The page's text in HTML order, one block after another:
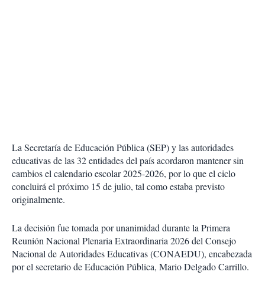
La Secretaría de Educación Pública (SEP) y las autoridades
educativas de las 32 entidades del país acordaron mantener sin
cambios el calendario escolar 2025-2026, por lo que el ciclo
concluirá el próximo 15 de julio, tal como estaba previsto
originalmente.
La decisión fue tomada por unanimidad durante la Primera
Reunión Nacional Plenaria Extraordinaria 2026 del Consejo
Nacional de Autoridades Educativas (CONAEDU), encabezada
por el secretario de Educación Pública, Mario Delgado Carrillo.